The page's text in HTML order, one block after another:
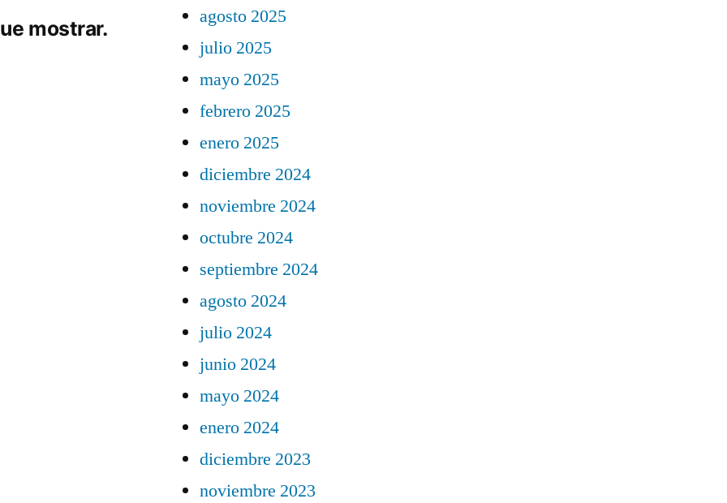
mostrar.
agosto 2025
julio 2025
mayo 2025
febrero 2025
enero 2025
diciembre 2024
noviembre 2024
octubre 2024
septiembre 2024
agosto 2024
julio 2024
junio 2024
mayo 2024
enero 2024
diciembre 2023
noviembre 2023